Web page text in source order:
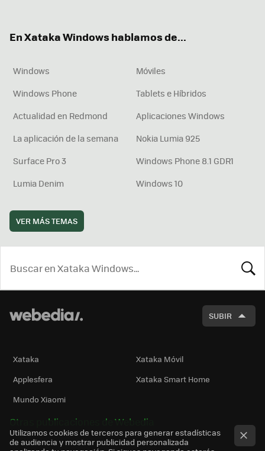
En Xataka Windows hablamos de...
Windows
Móviles
Windows Phone
Tablets e Híbridos
Actualidad en Redmond
Aplicaciones Windows
La aplicación de la semana
Nokia Lumia 925
Surface Pro 3
Windows Phone 8.1 GDR1
Lumia Denim
Windows 10
VER MÁS TEMAS
SUBIR
Xataka
Xataka Móvil
Applesfera
Xataka Smart Home
Mundo Xiaomi
Otras publicaciones de Webedia
Utilizamos cookies de terceros para generar estadísticas
de audiencia y mostrar publicidad personalizada